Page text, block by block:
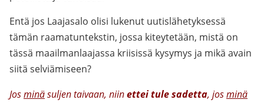
Entä jos Laajasalo olisi lukenut uutislähetyksessä
tämän raamatuntekstin, jossa kiteytetään, mistä on
tässä maailmanlaajassa kriisissä kysymys ja mikä avain
siitä selviämiseen?
Josminäsuljen taivaan, niinettei tule sadetta, josminä